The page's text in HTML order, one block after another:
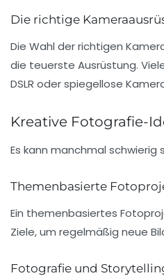
Die richtige
Die Wahl der richtigen
die teuerste Ausrüstung.
DSLR oder spiegellose
Kreative Fotografie-
Es kann manchmal schwierig
Themenbasierte
Ein themenbasiertes
Ziele, um regelmäßig neue
Fotografie und